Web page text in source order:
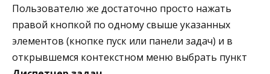
Пользователю же достаточно просто нажать
правой кнопкой по одному свыше указанных
элементов (кнопке пуск или панели задач) и в
открывшемся контекстном меню выбрать пункт